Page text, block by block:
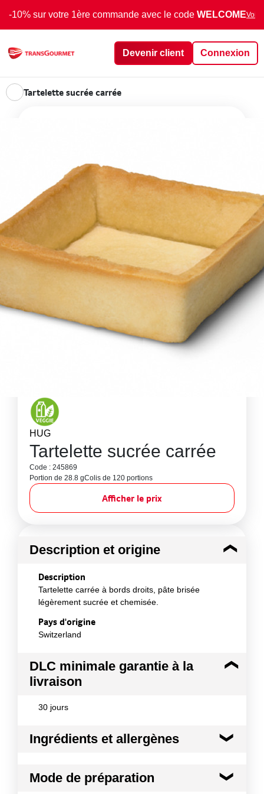
-10% sur votre 1ère commande avec le code WELCOMEVoir
Devenir client Connexion
Tartelette sucrée carrée
HUG
Tartelette sucrée carrée
Code : 245869
Portion de 28.8 gColis de 120 portions
Afficher le prix
Description et origine
Description
Tartelette carrée à bords droits, pâte brisée
légèrement sucrée et chemisée.
Pays d'origine
Switzerland
DLC minimale garantie à la
livraison
30 jours
Ingrédients et allergènes
Farine de froment, graisse de palme non
Mode de préparation